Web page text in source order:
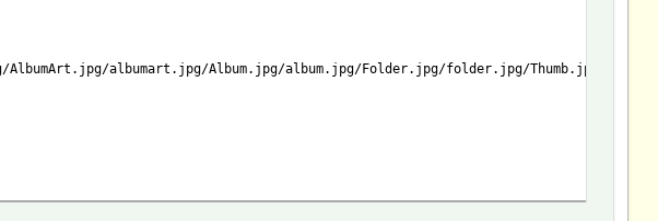
AlbumArt.jpg/albumart.jpg/Album.jpg/album.jpg/Folder.jpg/folder.jpg/Thumb.jpg/